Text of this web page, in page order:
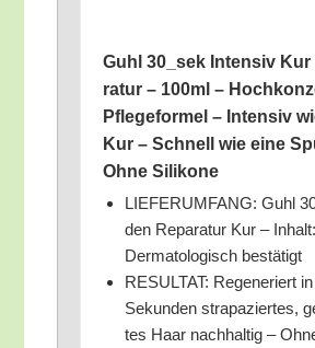
Guhl 30_​sek Inten­siv
ra­tur – 100ml –
Pfle­ge­for­mel – Inten­siv
Kur – Schnell wie eine
Ohne Silikone
LIEFERUMFANG: Guhl
den Repa­ra­tur Kur –
Der­ma­to­lo­gisch bestätigt
RESULTAT: Rege­ne­riert
Sekun­den stra­pa­zier­tes,
tes Haar nach­hal­tig –